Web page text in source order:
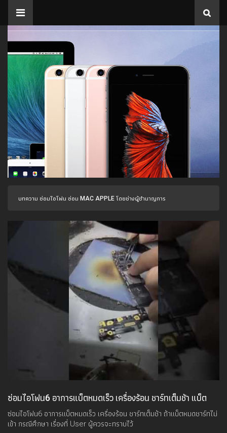
บทความ ซ่อมไอโฟน ซ่อม MAC APPLE โดยช่างผู้ชำนาญการ
ซ่อมไอโฟน6 อาการแบ็ตหมดเร็ว เครื่องร้อน ชาร์ทเต็มช้า แบ็ต
หมดชาร์ทไม่เข้า
ซ่อมไอโฟน6 อาการแบ็ตหมดเร็ว เครื่องร้อน ชาร์ทเต็มช้า ถ้าแบ็ตหมดชาร์ทไม่
เข้า กรณีศึกษา เรื่องที่ User ผู้ควรจะทราบไว้